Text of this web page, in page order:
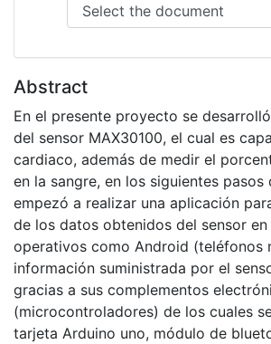
Abstract
En el presente proyecto se
del sensor MAX30100, el cual es
cardiaco, además de medir el
en la sangre, en los siguientes
empezó a realizar una aplicación
de los datos obtenidos del sensor en
operativos como Android (teléfonos
información suministrada por el
gracias a sus complementos
(microcontroladores) de los cuales
tarjeta Arduino uno, módulo de